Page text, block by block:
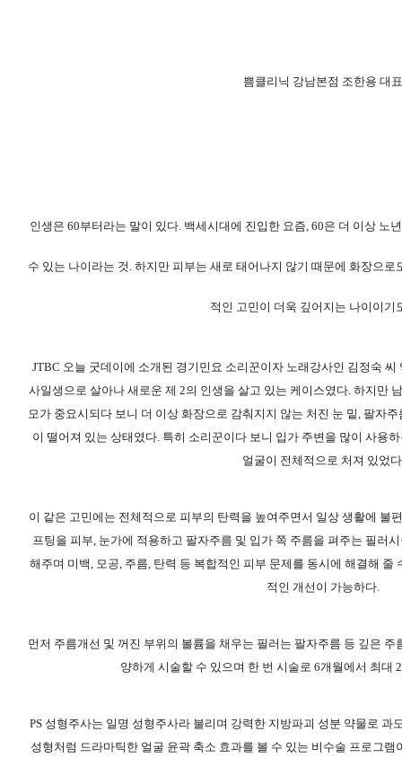
쁨클리닉 강남본점 조한용 대표
인생은 60부터라는 말이 있다. 백세시대에 진입한 요즘, 60은 더 이상 노
수 있는 나이라는 것. 하지만 피부는 새로 태어나지 않기 때문에 화장으
적인 고민이 더욱 깊어지는 나이이기
JTBC 오늘 굿데이에 소개된 경기민요 소리꾼이자 노래강사인 김정숙
사일생으로 살아나 새로운 제 2의 인생을 살고 있는 케이스였다. 하지만
모가 중요시되다 보니 더 이상 화장으로 감춰지지 않는 처진 눈 밑, 팔자
이 떨어져 있는 상태였다. 특히 소리꾼이다 보니 입가 주변을 많이 사용
얼굴이 전체적으로 처져 있었
이 같은 고민에는 전체적으로 피부의 탄력을 높여주면서 일상 생활에 불
프팅을 피부, 눈가에 적용하고 팔자주름 및 입가 쪽 주름을 펴주는 필러
해주며 미백, 모공, 주름, 탄력 등 복합적인 피부 문제를 동시에 해결해
적인 개선이 가능하다.
먼저 주름개선 및 꺼진 부위의 볼륨을 채우는 필러는 팔자주름 등 깊은
양하게 시술할 수 있으며 한 번 시술로 6개월에서 최대
PS 성형주사는 일명 성형주사라 불리며 강력한 지방파괴 성분 약물로 과
성형처럼 드라마틱한 얼굴 윤곽 축소 효과를 볼 수 있는 비수술 프로그